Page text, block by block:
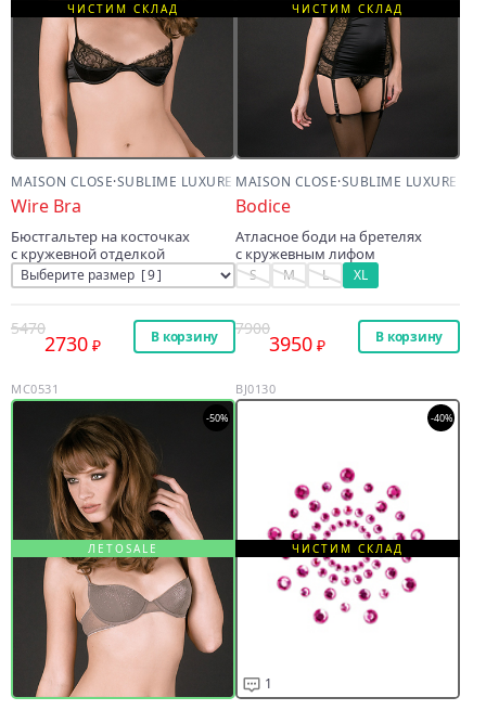
ЧИСТИМ СКЛАД
MAISON CLOSE·SUBLIME LUXURE
Wire Bra
Бюстгальтер на косточках
с кружевной отделкой
5470
2730 В корзину
ЧИСТИМ СКЛАД
MAISON CLOSE·SUBLIME LUXURE
Bodice
Атласное боди на бретелях
с кружевным лифом
S M L XL
7900
3950 В корзину
ЛЕТОSALE
MC0531
-50%
1
ЧИСТИМ СКЛАД
BJ0130
-40%